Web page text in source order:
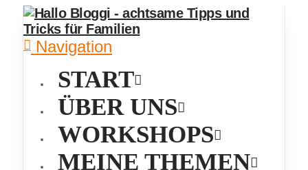
Navigation
START
ÜBER UNS
WORKSHOPS
MEINE THEMEN